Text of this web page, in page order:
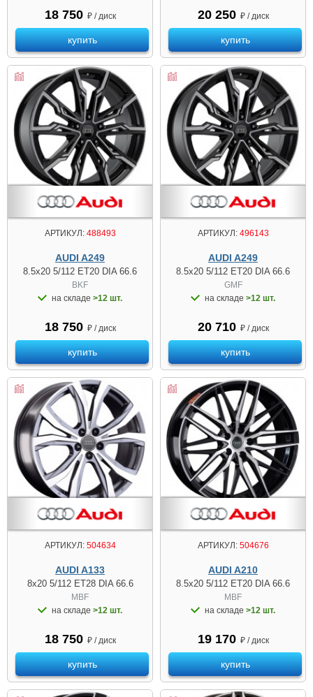
18 750 ₽ / диск
купить
20 250 ₽ / диск
купить
АРТИКУЛ:488493
AUDI A249
8.5x20 5/112 ET20 DIA 66.6
BKF
на складе >12 шт.
18 750 ₽ / диск
купить
АРТИКУЛ:496143
AUDI A249
8.5x20 5/112 ET20 DIA 66.6
GMF
на складе >12 шт.
20 710 ₽ / диск
купить
АРТИКУЛ:504634
AUDI A133
8x20 5/112 ET28 DIA 66.6
MBF
на складе >12 шт.
18 750 ₽ / диск
купить
АРТИКУЛ:504676
AUDI A210
8.5x20 5/112 ET20 DIA 66.6
MBF
на складе >12 шт.
19 170 ₽ / диск
купить